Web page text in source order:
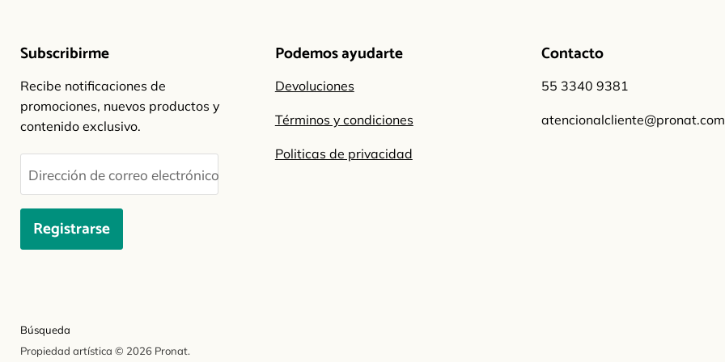
Subscribirme
Recibe notificaciones de
promociones, nuevos productos y
contenido exclusivo.
Dirección de correo electrónico
Registrarse
Podemos ayudarte
Devoluciones
Términos y condiciones
Politicas de privacidad
Contacto
55 3340 9381
Búsqueda
Propiedad artística © 2026 Pronat.